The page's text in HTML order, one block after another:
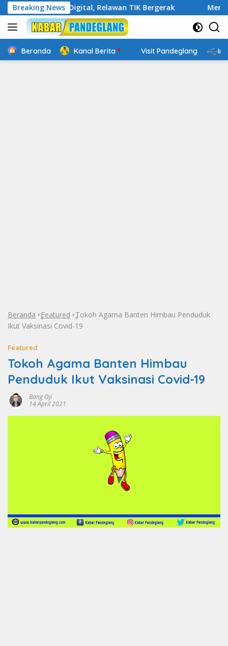
Langsung
ke
konten
Breaking News
Cakap Digital, Relawan TIK Bergerak Mengenal
Beranda Kanal Berita Visit Pandeglang
Beranda »Featured »Tokoh Agama Banten Himbau Penduduk
Ikut Vaksinasi Covid-19
Featured
Tokoh Agama Banten Himbau
Penduduk Ikut Vaksinasi Covid-19
Bang Oji
14 April 2021